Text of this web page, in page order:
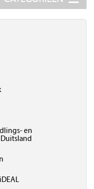
en